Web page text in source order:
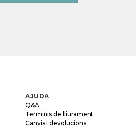
AJUDA
Q&A
Terminis de lliurament
Canvis i devolucions